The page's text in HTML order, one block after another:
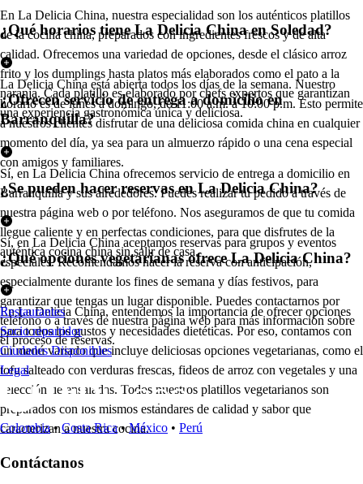
En La Delicia China, nuestra especialidad son los auténticos platillos
de la cocina china, preparados con ingredientes frescos y de alta
calidad. Ofrecemos una variedad de opciones, desde el clásico arroz
frito y los dumplings hasta platos más elaborados como el pato a la
naranja. Cada platillo es elaborado por chefs expertos que garantizan
una experiencia gastronómica única y deliciosa.
¿Qué horarios tiene La Delicia China en Soledad?
La Delicia China está abierta todos los días de la semana. Nuestro
horario es de lunes a domingo, de 11:00 a.m. a 10:00 p.m. Esto permite
a nuestros clientes disfrutar de una deliciosa comida china en cualquier
momento del día, ya sea para un almuerzo rápido o una cena especial
con amigos y familiares.
¿Ofrecen servicio de entrega a domicilio en
Barranquilla?
Sí, en La Delicia China ofrecemos servicio de entrega a domicilio en
Barranquilla y sus alrededores. Puedes realizar tu pedido a través de
nuestra página web o por teléfono. Nos aseguramos de que tu comida
llegue caliente y en perfectas condiciones, para que disfrutes de la
auténtica cocina china sin salir de casa.
¿Se pueden hacer reservas en La Delicia China?
Sí, en La Delicia China aceptamos reservas para grupos y eventos
especiales. Recomendamos hacer la reserva con anticipación,
especialmente durante los fines de semana y días festivos, para
garantizar que tengas un lugar disponible. Puedes contactarnos por
teléfono o a través de nuestra página web para más información sobre
el proceso de reservas.
¿Qué opciones vegetarianas ofrece La Delicia China?
En La Delicia China, entendemos la importancia de ofrecer opciones
para todos los gustos y necesidades dietéticas. Por eso, contamos con
un menú variado que incluye deliciosas opciones vegetarianas, como el
tofu salteado con verduras frescas, fideos de arroz con vegetales y una
selección de ensaladas. Todos nuestros platillos vegetarianos son
preparados con los mismos estándares de calidad y sabor que
caracterizan a nuestra cocina.
Restaurantes
Socio repartidor
Ciudades Disponibles
Legal
Colombia•Costa Rica•México • Perú
Contáctanos